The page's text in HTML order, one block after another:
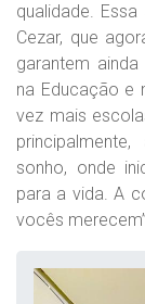
qualidade.
Cezar, que
garantem
na Educação e
vez mais
sonho, onde
para a vida. A
vocês